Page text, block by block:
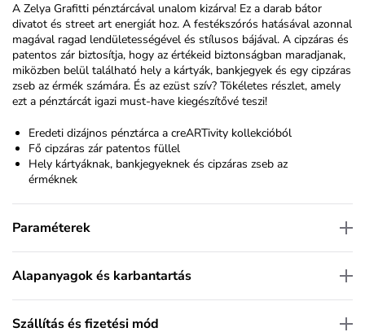
A Zelya Grafitti pénztárcával unalom kizárva! Ez a darab bátor
divatot és street art energiát hoz. A festékszórós hatásával azonnal
magával ragad lendületességével és stílusos bájával. A cipzáras és
patentos zár biztosítja, hogy az értékeid biztonságban maradjanak,
miközben belül található hely a kártyák, bankjegyek és egy cipzáras
zseb az érmék számára. És az ezüst szív? Tökéletes részlet, amely
ezt a pénztárcát igazi must-have kiegészítővé teszi!
Eredeti dizájnos pénztárca a creARTivity kollekcióból
Fő cipzáras zár patentos füllel
Hely kártyáknak, bankjegyeknek és cipzáras zseb az
érméknek
Paraméterek
Alapanyagok és karbantartás
Szállítás és fizetési mód